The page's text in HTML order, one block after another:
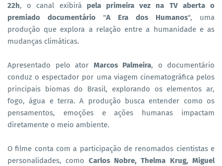
22h, o canal exibirá pela primeira vez na TV aberta o
premiado documentário "A Era dos Humanos", uma
produção que explora a relação entre a humanidade e as
mudanças climáticas.
Apresentado pelo ator Marcos Palmeira, o documentário
conduz o espectador por uma viagem cinematográfica pelos
principais biomas do Brasil, explorando os elementos ar,
fogo, água e terra. A produção busca entender como os
pensamentos, emoções e ações humanas impactam
diretamente o meio ambiente.
O filme conta com a participação de renomados cientistas e
personalidades, como Carlos Nobre, Thelma Krug, Miguel